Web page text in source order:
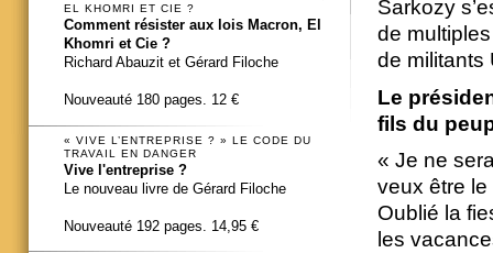
Sarkozy
de
de militants
Le
fils du
« Je ne
veux être
Oublié la
les
EL KHOMRI ET CIE ?
Comment résister aux lois Macron, El
Khomri et Cie ?
Richard Abauzit et Gérard Filoche
Nouveauté 180 pages. 12 €
« VIVE L’ENTREPRISE ? » LE CODE DU
TRAVAIL EN DANGER
Vive l'entreprise ?
Le nouveau livre de Gérard Filoche
Nouveauté 192 pages. 14,95 €